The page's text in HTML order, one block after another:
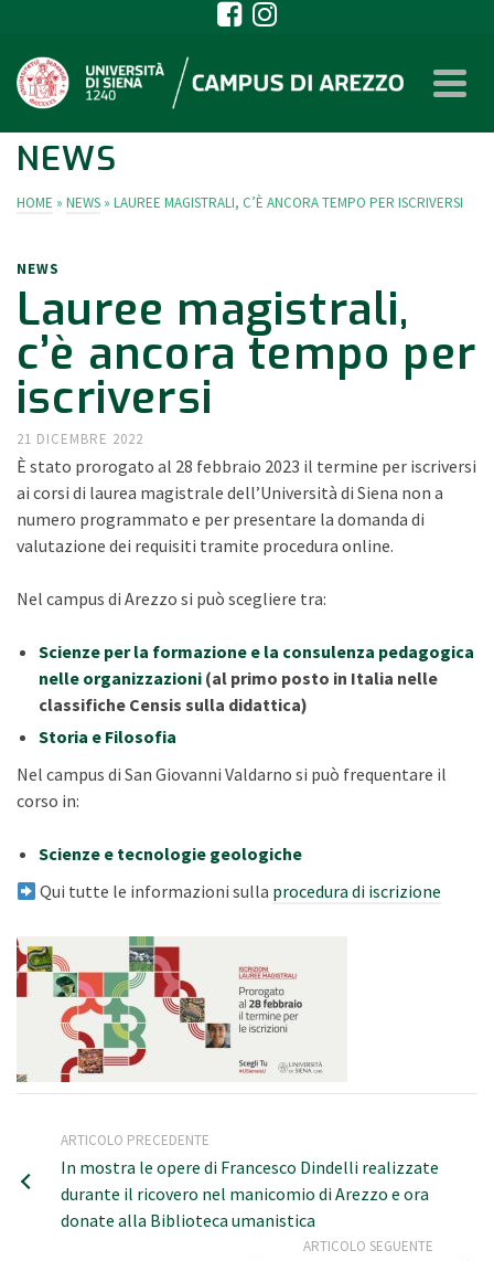
NEWS
HOME » NEWS » LAUREE MAGISTRALI, C’È ANCORA TEMPO PER ISCRIVERSI
NEWS
Lauree magistrali,
c’è ancora tempo per
iscriversi
21 DICEMBRE 2022
È stato prorogato al 28 febbraio 2023 il termine per iscriversi
ai corsi di laurea magistrale dell’Università di Siena non a
numero programmato e per presentare la domanda di
valutazione dei requisiti tramite procedura online.
Nel campus di Arezzo si può scegliere tra:
Scienze per la formazione e la consulenza pedagogica
nelle organizzazioni (al primo posto in Italia nelle
classifiche Censis sulla didattica)
Storia e Filosofia
Nel campus di San Giovanni Valdarno si può frequentare il
corso in:
Scienze e tecnologie geologiche
Qui tutte le informazioni sulla procedura di iscrizione
ARTICOLO PRECEDENTE
In mostra le opere di Francesco Dindelli realizzate
durante il ricovero nel manicomio di Arezzo e ora
donate alla Biblioteca umanistica
ARTICOLO SEGUENTE